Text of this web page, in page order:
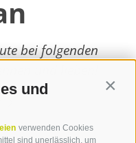
und
verwenden Cookies
sind unerlässlich, um
bei folgenden